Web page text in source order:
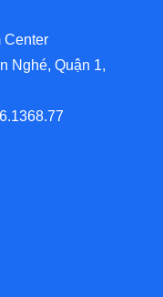
Center
Nghé, Quận 1,